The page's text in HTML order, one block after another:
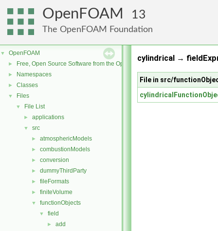
OpenFOAM 13
The OpenFOAM Foundation
▼ OpenFOAM
► Free, Open Source Software from the OpenFOAM Foundation
► Namespaces
► Classes
▼ Files
▼ File List
► applications
▼ src
► atmosphericModels
► combustionModels
► conversion
► dummyThirdParty
► fileFormats
► finiteVolume
▼ functionObjects
▼ field
► add
cylindrical →
File in src/